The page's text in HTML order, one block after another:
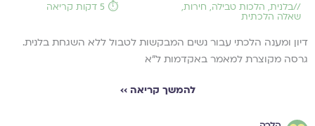
//בלנית, הלכות טבילה, חירות,
שאלה הלכתית
⏱️ 5 דקות קריאה
דיון ומענה הלכתי עבור נשים המבקשות לטבול ללא השגחת בלנית.
גרסה מקוצרת למאמר באקדמות ל"א
להמשך קריאה ››